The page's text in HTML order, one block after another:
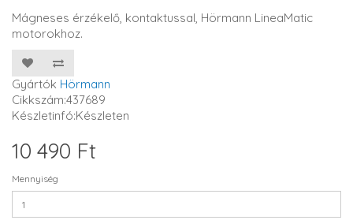
Mágneses érzékelő, kontaktussal, Hörmann LineaMatic
motorokhoz.
Gyártók Hörmann
Cikkszám:437689
Készletinfó:Készleten
10 490 Ft
Mennyiség